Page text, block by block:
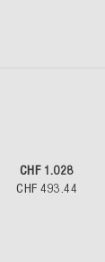
CHF 1.028
CHF 493.44